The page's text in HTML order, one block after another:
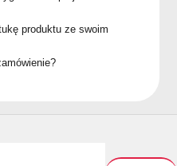
produktu ze swoim